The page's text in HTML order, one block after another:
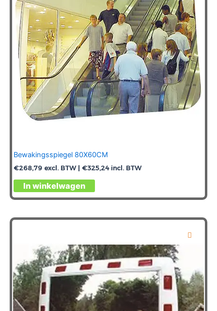
Bewakingsspiegel 80X60CM
€268,79 excl. BTW | €325,24incl. BTW
In winkelwagen